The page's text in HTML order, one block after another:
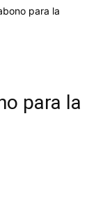
para la
para la